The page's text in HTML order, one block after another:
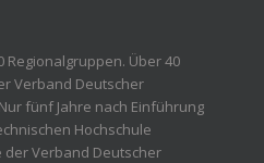
Regionalgruppen. Über 40
Verband Deutscher
fünf Jahre nach Einführung
Hochschule
der Verband Deutscher